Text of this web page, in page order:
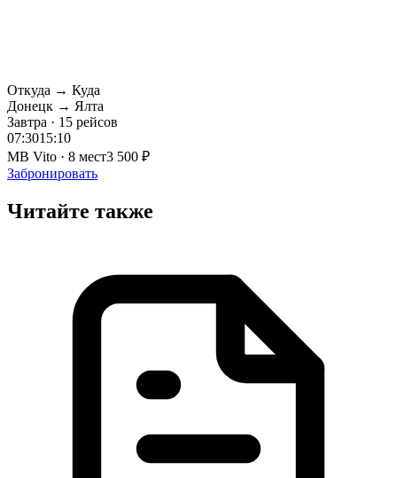
Откуда → Куда
Донецк → Ялта
Завтра · 15 рейсов
07:3015:10
MB Vito · 8 мест3 500 ₽
Забронировать
Читайте также